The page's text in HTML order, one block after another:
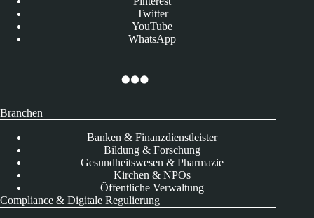
Twitter
YouTube
WhatsApp
Branchen
Banken & Finanzdienstleister
Bildung & Forschung
Gesundheitswesen & Pharmazie
Kirchen & NPOs
Öffentliche Verwaltung
Compliance & Digitale Regulierung